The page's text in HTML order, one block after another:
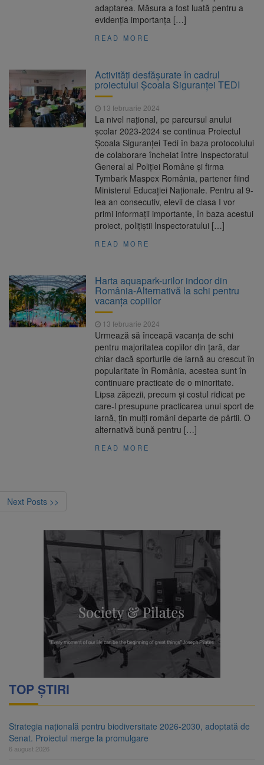
adaptarea. Măsura a fost luată pentru a
evidenția importanța […]
READ MORE
Activități desfășurate în cadrul
proiectului Școala Siguranței TEDI
13 februarie 2024
La nivel naţional, pe parcursul anului
școlar 2023-2024 se continua Proiectul
Şcoala Siguranţei Tedi în baza protocolului
de colaborare încheiat între Inspectoratul
General al Poliţiei Române şi firma
Tymbark Maspex România, partener fiind
Ministerul Educaţiei Naţionale. Pentru al 9-
lea an consecutiv, elevii de clasa I vor
primi informații importante, în baza acestui
proiect, poliţiştii Inspectoratului […]
READ MORE
Harta aquapark-urilor indoor din
România-Alternativă la schi pentru
vacanța copiilor
13 februarie 2024
Urmează să înceapă vacanța de schi
pentru majoritatea copiilor din țară, dar
chiar dacă sporturile de iarnă au crescut în
popularitate în România, acestea sunt în
continuare practicate de o minoritate.
Lipsa zăpezii, precum și costul ridicat pe
care-l presupune practicarea unui sport de
iarnă, țin mulți români departe de pârtii. O
alternativă bună pentru […]
READ MORE
Next Posts >>
TOP ȘTIRI
Strategia națională pentru biodiversitate 2026-2030, adoptată de
Senat. Proiectul merge la promulgare
6 august 2026